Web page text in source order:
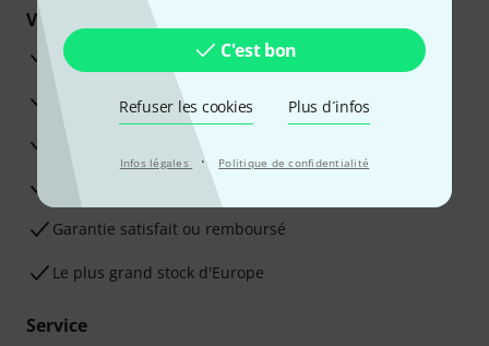
C'est bon
Refuser les cookies Plus d´infos
Infos légales · Politique de confidentialité
Vos avantages
Ga­ran­tie Thomann 3 ans
Garantie 30 jours satisfait ou remboursé
Service de réparation
Conseils d'experts en la matière
Garantie satisfait ou remboursé
Le plus grand stock d'Europe
Service